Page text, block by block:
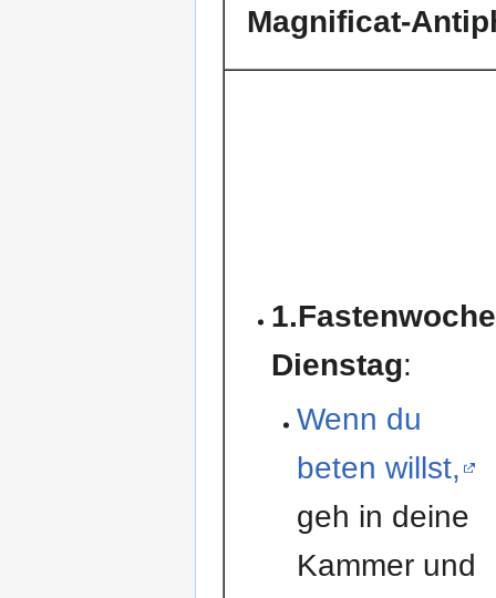
Magnificat-
1.Fastenwoche
Dienstag:
Wenn du
beten willst,
geh in deine
Kammer und